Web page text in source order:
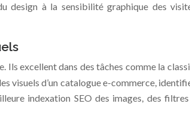
design à la sensibilité graphique des
excellent dans des tâches comme la
visuels d’un catalogue e-commerce,
indexation SEO des images, des